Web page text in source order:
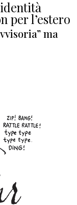
per l’estero
ma